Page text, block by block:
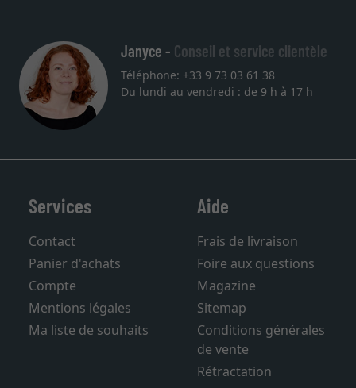
Janyce - Conseil et service clientèle
Téléphone: +33 9 73 03 61 38
Du lundi au vendredi : de 9 h à 17 h
Services
Contact
Panier d'achats
Compte
Mentions légales
Ma liste de souhaits
Aide
Frais de livraison
Foire aux questions
Magazine
Sitemap
Conditions générales
de vente
Rétractation